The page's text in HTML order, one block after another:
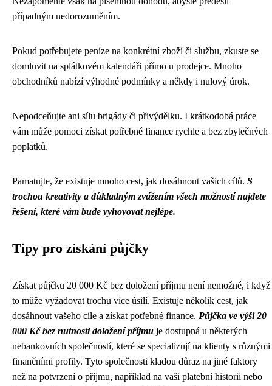
případným nedorozuměním.
Pokud potřebujete peníze na konkrétní zboží či službu, zkuste se
domluvit na splátkovém kalendáři přímo u prodejce. Mnoho
obchodníků nabízí výhodné podmínky a někdy i nulový úrok.
Nepodceňujte ani sílu brigády či přivýdělku. I krátkodobá práce
vám může pomoci získat potřebné finance rychle a bez zbytečných
poplatků.
Pamatujte, že existuje mnoho cest, jak dosáhnout vašich cílů. S
trochou kreativity a důkladným zvážením všech možností najdete
řešení, které vám bude vyhovovat nejlépe.
Tipy pro získání půjčky
Získat půjčku 20 000 Kč bez doložení příjmu není nemožné, i když
to může vyžadovat trochu více úsilí. Existuje několik cest, jak
dosáhnout vašeho cíle a získat potřebné finance. Půjčka ve výši 20
000 Kč bez nutnosti doložení příjmu je dostupná u některých
nebankovních společností, které se specializují na klienty s různými
finančními profily. Tyto společnosti kladou důraz na jiné faktory
než na potvrzení o příjmu, například na vaši platební historii nebo